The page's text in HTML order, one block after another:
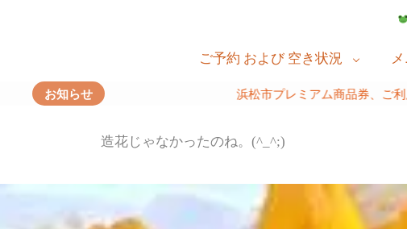
ご予約 および 空き状況
お知らせ
市プレミアム商品券、ご利用いただけます
造花じゃなかったのね。(^_^;)